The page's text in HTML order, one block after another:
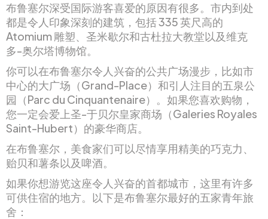
布鲁塞尔深受国际游客喜爱的原因有很多。市内到处
都是令人印象深刻的建筑，包括 335 英尺高的
Atomium 雕塑、圣米歇尔和古杜拉大教堂以及维克
多-奥尔塔博物馆。
你可以在布鲁塞尔令人兴奋的公共广场漫步，比如市
中心的大广场（Grand-Place）和引人注目的五泉公
园（Parc du Cinquantenaire）。如果您喜欢购物，
您一定会爱上圣-于贝尔皇家商场（Galeries Royales
Saint-Hubert）的豪华商店。
在布鲁塞尔，美食家们可以尽情享用精美的巧克力、
贻贝和薯条以及啤酒。
如果你想游览这座令人兴奋的首都城市，这里有许多
可供住宿的地方。以下是布鲁塞尔最好的五家青年旅
舍：